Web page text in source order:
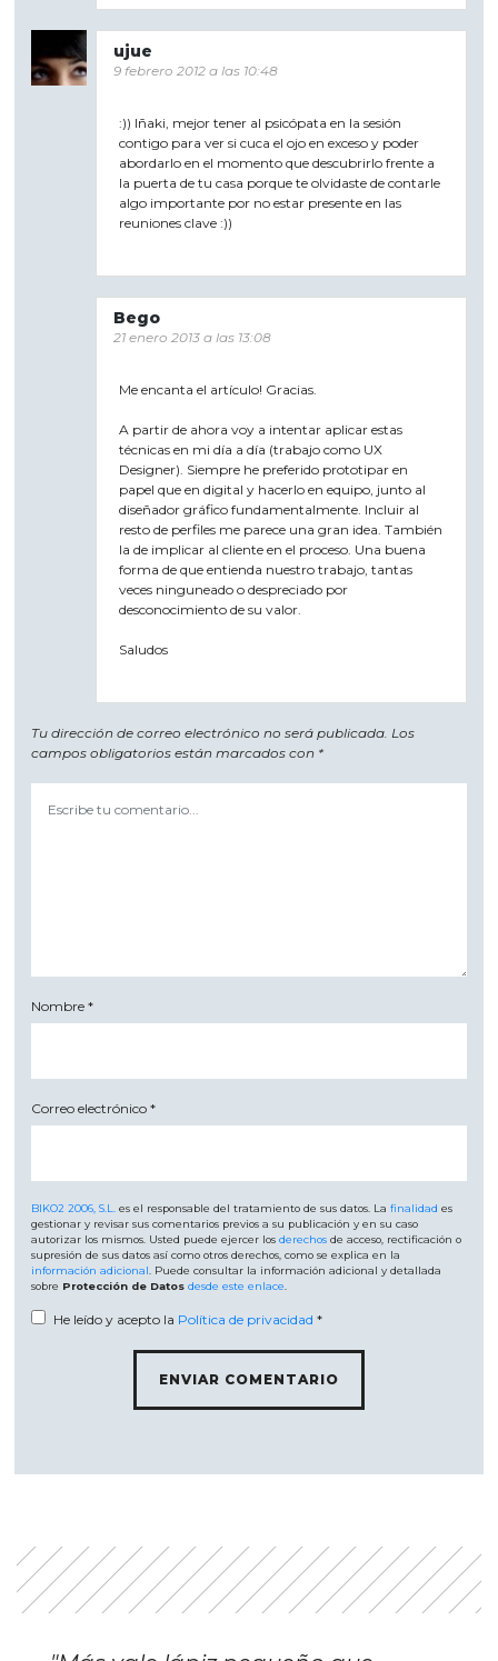
ujue
9 febrero 2012 a las 10:48
:)) Iñaki, mejor tener al psicópata en la sesión
contigo para ver si cuca el ojo en exceso y poder
abordarlo en el momento que descubrirlo frente a
la puerta de tu casa porque te olvidaste de contarle
algo importante por no estar presente en las
reuniones clave :))
Bego
21 enero 2013 a las 13:08
Me encanta el artículo! Gracias.
A partir de ahora voy a intentar aplicar estas
técnicas en mi día a día (trabajo como UX
Designer). Siempre he preferido prototipar en
papel que en digital y hacerlo en equipo, junto al
diseñador gráfico fundamentalmente. Incluir al
resto de perfiles me parece una gran idea. También
la de implicar al cliente en el proceso. Una buena
forma de que entienda nuestro trabajo, tantas
veces ninguneado o despreciado por
desconocimiento de su valor.
Saludos
Tu dirección de correo electrónico no será publicada. Los
campos obligatorios están marcados con *
Nombre*
Correo electrónico*
BIKO2 2006, S.L. es el responsable del tratamiento de sus datos. Lafinalidad es
gestionar y revisar sus comentarios previos a su publicación y en su caso
autorizar los mismos. Usted puede ejercer losderechos de acceso, rectificación o
supresión de sus datos así como otros derechos, como se explica en la
información adicional
. Puede consultar la información adicional y detallada
sobre Protección de Datos desde este enlace
He leído y acepto la Política de privacidad *